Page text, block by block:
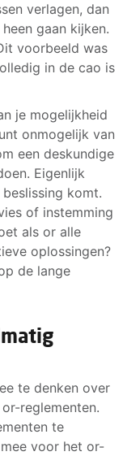
verlagen, dan
gaan kijken.
voorbeeld was
in de cao is
je mogelijkheid
onmogelijk van
een deskundige
Eigenlijk
komt.
of instemming
als or alle
oplossingen?
de lange
te denken over
reglementen.
te
voor het or-